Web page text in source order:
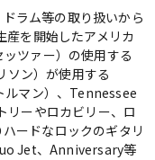
アコギ/エレアコ
ウクレレ
ラム等の取り扱いから
を開始したアメリカ
ツァー）の使用する
ン）が使用する
マン）、Tennessee
リーやロカビリー、ロ
ードなロックのギタリ
Jet、Anniversary等